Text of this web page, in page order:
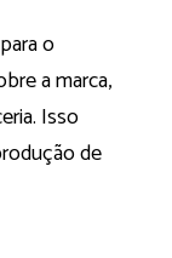
o
a marca,
Isso
de